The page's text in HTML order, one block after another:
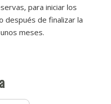
para iniciar los
después de finalizar la
meses.